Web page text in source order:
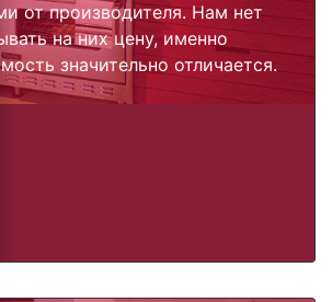
от производителя. Нам нет
на них цену, именно
значительно отличается.